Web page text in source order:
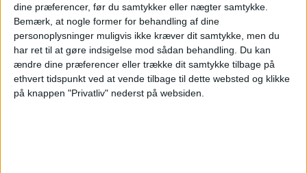
dine præferencer, før du samtykker eller nægter samtykke.
Bemærk, at nogle former for behandling af dine
personoplysninger muligvis ikke kræver dit samtykke, men du
har ret til at gøre indsigelse mod sådan behandling.
Du kan
ændre dine præferencer eller trække dit samtykke tilbage på
ethvert tidspunkt ved at vende tilbage til dette websted og klikke
på knappen "Privatliv" nederst på websiden.
Apollo køber
Easyjet efter